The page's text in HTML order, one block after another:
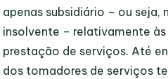
apenas subsidiário – ou
insolvente – relativamente
prestação de serviços. Até
dos tomadores de serviços